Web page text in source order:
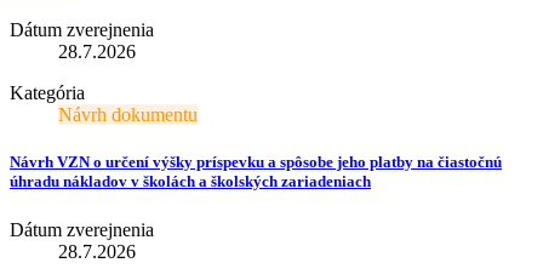
Dátum zverejnenia
28.7.2026
Kategória
Návrh dokumentu
Návrh VZN o určení výšky príspevku a spôsobe jeho platby na čiastočnú
úhradu nákladov v školách a školských zariadeniach
Dátum zverejnenia
28.7.2026